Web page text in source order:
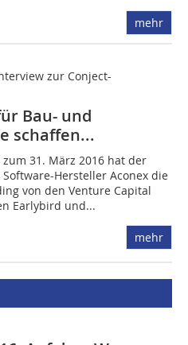
mehr
zur Conject-
Bau- und
schaffen...
31. März 2016 hat der
Hersteller Aconex die
von den Venture Capital
Earlybird und...
mehr